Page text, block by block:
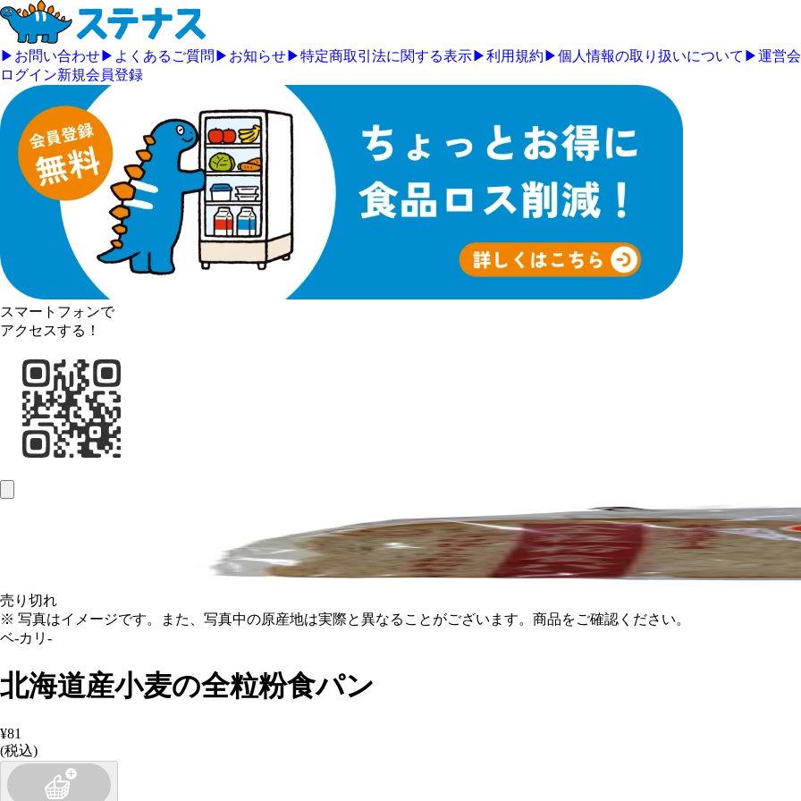
▶ お問い合わせ▶ よくあるご質問 ▶ お知らせ▶特定商取引法に関する表示▶利用規約 ▶個人情報の取り扱いについて ▶運営
ログイン新規会員登録
スマートフォンで
アクセスする！
売り切れ
※ 写真はイメージです。また、写真中の原産地は実際と異なることがございます。商品をご確認ください。
ベ‐カリ‐
北海道産小麦の全粒粉食パン
¥81
(税込)